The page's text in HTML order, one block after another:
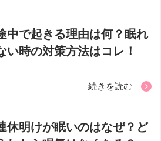
中で起きる理由は何？眠れ
い時の対策方法はコレ！
続きを読む
休明けが眠いのはなぜ？ど